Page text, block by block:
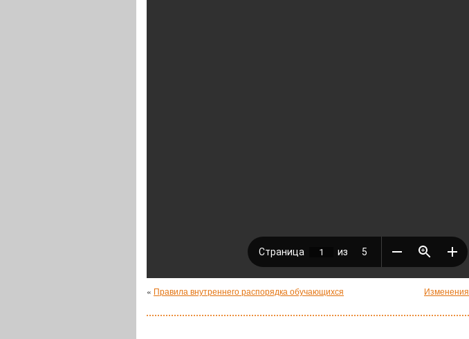
« Правила внутреннего распорядка обучающихся Изменения